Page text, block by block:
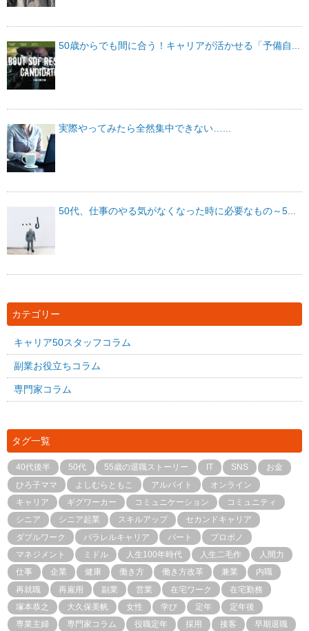
50歳からでも間に合う！キャリアが活かせる「予備自...
実際やってみたら全然集中できない…...
50代、仕事のやる気がなくなった時に必要なもの～5...
カテゴリー
キャリア50スタッフコラム
副業お役立ちコラム
専門家コラム
タグ一覧
40代後半 50代 55歳の退職ストーリー IT SNS
お金
ひろ子ママ
よしむらともこ アルバイト
オンライン
キャリア
ギグワーカー コミュニケーション
コミュニティ
シニア
シニア起業 スキルアップ
セカンドキャリア
ダブルワーク
パラレルキャリア パート
プロボノ
マネジメント
ミドル 人生100年時代 人生二毛作
人間力
仕事
企業 健康 働き方 働き方改革 兼業
内職
再就職
再雇用 副業 営業 在宅ワーク
在宅勤務
塚本恭之
大久保美帆 女性 学び 定年
定年後
専業主婦
専門家コラム 役職定年 採用 接客
早期退職